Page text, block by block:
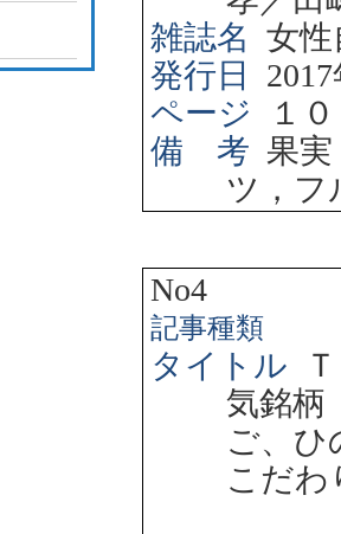
雑誌名 女性
発行日
2017
ページ
１
備 考 果実
ツ，フ
No4
記事種類
タイトル
気銘
ご、ひ
こだわ